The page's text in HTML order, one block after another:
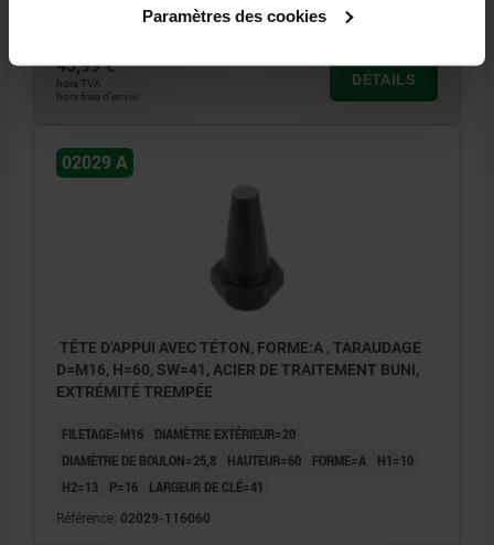
Paramètres des cookies
02029-116030
43,99 €
hors TVA
hors frais d’envoi
DÉTAILS
02029 A
TÊTE D'APPUI AVEC TÉTON, FORME:A , TARAUDAGE
D=M16, H=60, SW=41, ACIER DE TRAITEMENT BUNI,
EXTRÉMITÉ TREMPÉE
FILETAGE=M16
DIAMÈTRE EXTÉRIEUR=20
DIAMÈTRE DE BOULON=25,8
HAUTEUR=60 FORME=A
H1=10
H2=13
P=16 LARGEUR DE CLÉ=41
Référence: 02029-116060